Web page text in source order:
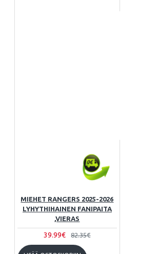
MIEHET RANGERS 2025-2026
LYHYTHIHAINEN FANIPAITA
,VIERAS
39.99€ 82.35€